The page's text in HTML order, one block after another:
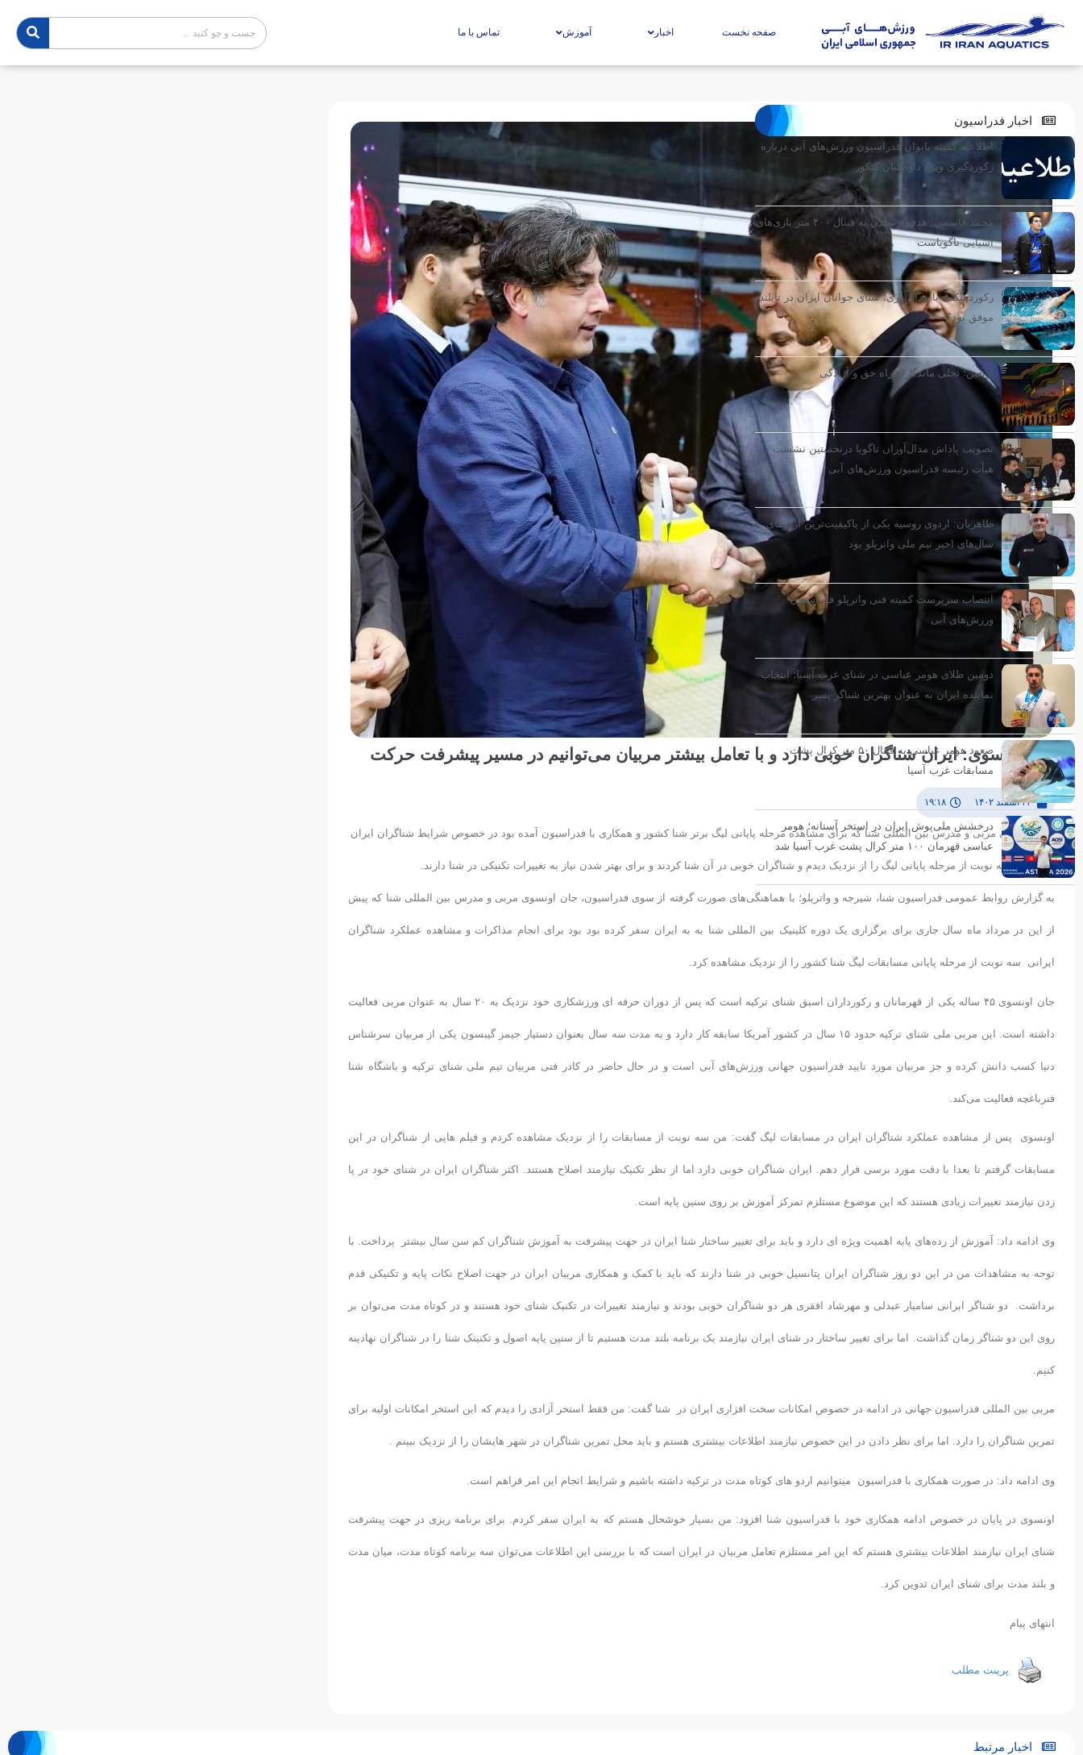
صفحه نخست اخبار آموزش تماس با ما
جان اونسوی: ایران شناگران خوبی دارد و با تعامل بیشتر مربیان می‌توانیم در مسیر پیشرفت حرکت
کنیم
۲۲ اسفند ۱۴۰۲ ۱۹:۱۸
جان اونسوی مربی و مدرس بین المللی شنا که برای مشاهده مرحله پایانی لیگ برتر شنا کشور و همکاری با فدراسیون آمده بود در خصوص شرایط شناگران ایران
گفت: من سه نوبت از مرحله پایانی لیگ را از نزدیک دیدم و شناگران خوبی در آن شنا کردند و برای بهتر شدن نیاز به تغییرات تکنیکی در شنا دارند.
به گزارش روابط عمومی فدراسیون شنا، شیرجه و واترپلو؛ با هماهنگی‌های صورت گرفته از سوی فدراسیون، جان اونسوی مربی و مدرس بین المللی شنا که پیش
از این در مرداد ماه سال جاری برای برگزاری یک دوره کلینیک بین المللی شنا به به ایران سفر کرده بود بود برای انجام مذاکرات و مشاهده عملکرد شناگران
ایرانی سه نوبت از مرحله پایانی مسابقات لیگ شنا کشور را از نزدیک مشاهده کرد.
جان اونسوی ۴۵ ساله یکی از قهرمانان و رکورداران اسبق شنای ترکیه است که پس از دوران حرفه ای ورزشکاری خود نزدیک به ۲۰ سال به عنوان مربی فعالیت
داشته است. این مربی ملی شنای ترکیه حدود ۱۵ سال در کشور آمریکا سابقه کار دارد و به مدت سه سال بعنوان دستیار جیمز گیبسون یکی از مربیان سرشناس
دنیا کسب دانش کرده و جز مربیان مورد تایید فدراسیون جهانی ورزش‌های آبی است و در حال حاضر در کادر فنی مربیان تیم ملی شنای ترکیه و باشگاه شنا
فنرباغچه فعالیت می‌کند.
اونسوی پس از مشاهده عملکرد شناگران ایران در مسابقات لیگ گفت: من سه نوبت از مسابقات را از نزدیک مشاهده کردم و فیلم هایی از شناگران در این
مسابقات گرفتم تا بعدا با دقت مورد برسی قرار دهم. ایران شناگران خوبی دارد اما از نظر تکنیک نیازمند اصلاح هستند. اکثر شناگران ایران در شنای خود در پا
زدن نیازمند تغییرات زیادی هستند که این موضوع مستلزم تمرکز آموزش بر روی سنین پایه است.
وی ادامه داد: آموزش از رده‌های پایه اهمیت ویژه ای دارد و باید برای تغییر ساختار شنا ایران در جهت پیشرفت به آموزش شناگران کم سن سال بیشتر پرداخت. با
توجه به مشاهدات من در این دو روز شناگران ایران پتانسیل خوبی در شنا دارند که باید با کمک و همکاری مربیان ایران در جهت اصلاح نکات پایه و تکنیکی قدم
برداشت. دو شناگر ایرانی سامیار عبدلی و مهرشاد افقری هر دو شناگران خوبی بودند و نیازمند تغییرات در تکنیک شنای خود هستند و در کوتاه مدت می‌توان بر
روی این دو شناگر زمان گذاشت. اما برای تغییر ساختار در شنای ایران نیازمند یک برنامه بلند مدت هستیم تا از سنین پایه اصول و تکنینک شنا را در شناگران نهادینه
کنیم.
مربی بین المللی فدراسیون جهانی در ادامه در خصوص امکانات سخت افزاری ایران در شنا گفت: من فقط استخر آزادی را دیدم که این استخر امکانات اولیه برای
تمرین شناگران را دارد. اما برای نظر دادن در این خصوص نیازمند اطلاعات بیشتری هستم و باید محل تمرین شناگران در شهر هایشان را از نزدیک ببینم .
وی ادامه داد: در صورت همکاری با فدراسیون میتوانیم اردو های کوتاه مدت در ترکیه داشته باشیم و شرایط انجام این امر فراهم است.
اونسوی در پایان در خصوص ادامه همکاری خود با فدراسیون شنا افزود: من بسیار خوشحال هستم که به ایران سفر کردم. برای برنامه ریزی در جهت پیشرفت
شنای ایران نیازمند اطلاعات بیشتری هستم که این امر مستلزم تعامل مربیان در ایران است که با بررسی این اطلاعات می‌توان سه برنامه کوتاه مدت، میان مدت
و بلند مدت برای شنای ایران تدوین کرد.
انتهای پیام
پرینت مطلب
اخبار فدراسیون
اطلاعیه کمیته بانوان فدراسیون ورزش‌های آبی درباره
رکوردگیری ویژه داوطلبان کنکور
محمد قاسمی: هدفم رسیدن به فینال ۴۰۰ متر بازی‌های
آسیایی ناگویاست
رکوردشکنی یا مدال‌آوری؛ شنای جوانان ایران در تایلند
موفق بود؟
اربعین؛ تجلی ماندگاری راه حق و آزادگی
تصویب پاداش مدال‌آوران ناگویا درنخستین نشست
هیأت رئیسه فدراسیون ورزش‌های آبی
طاهریان: اردوی روسیه یکی از باکیفیت‌ترین اردوهای
سال‌های اخیر تیم ملی واترپلو بود
انتصاب سرپرست کمیته فنی واترپلو فدراسیون
ورزش‌های آبی
دومین طلای هومر عباسی در شنای غرب آسیا؛ انتخاب
نماینده ایران به عنوان بهترین شناگر پسر
صعود هومر عباسی به فینال ۵۰ متر کرال پشت
مسابقات غرب آسیا
درخشش ملی‌پوش ایران در استخر آستانه؛ هومر
عباسی قهرمان ۱۰۰ متر کرال پشت غرب آسیا شد
اخبار مرتبط